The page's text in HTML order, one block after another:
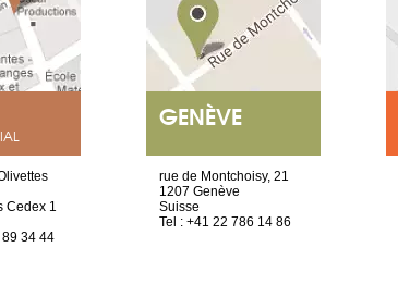
Cedex 1
89 34 44
GENÈVE
rue de Montchoisy, 21
1207 Genève
Suisse
Tel : +41 22 786 14 86